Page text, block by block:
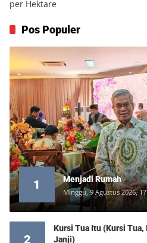
Pos Populer
1 Menjadi Rumah
Minggu, 9 Agustus 2026,
2
Kursi Tua Itu (Kursi Tua,
Janji)